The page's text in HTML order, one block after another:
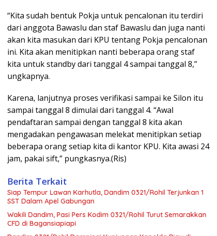
“Kita sudah bentuk Pokja untuk pencalonan itu terdiri
dari anggota Bawaslu dan staf Bawaslu dan juga nanti
akan kita masukan dari KPU tentang Pokja pencalonan
ini. Kita akan menitipkan nanti beberapa orang staf
kita untuk standby dari tanggal 4 sampai tanggal 8,”
ungkapnya.
Karena, lanjutnya proses verifikasi sampai ke Silon itu
sampai tanggal 8 dimulai dari tanggal 4. “Awal
pendaftaran sampai dengan tanggal 8 kita akan
mengadakan pengawasan melekat menitipkan setiap
beberapa orang setiap kita di kantor KPU. Kita awasi 24
jam, pakai sift,” pungkasnya.(Ris)
Berita Terkait
Siap Tempur Lawan Karhutla, Dandim 0321/Rohil Terjunkan 1
SST Dalam Apel Gabungan
Wakili Dandim, Pasi Pers Kodim 0321/Rohil Turut Semarakkan
CFD di Bagansiapiapi